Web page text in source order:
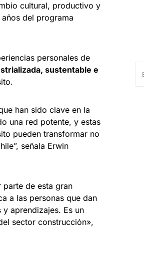
cultural, productivo y
del programa
personales de
sustentable e
han sido clave en la
una red potente, y estas
pueden transformar no
señala Erwin
parte de esta gran
a las personas que dan
aprendizajes. Es un
sector construcción»,